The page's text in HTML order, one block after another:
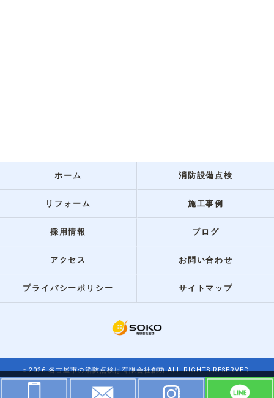
ホーム 消防設備点検
リフォーム 施工事例
採用情報 ブログ
アクセス お問い合わせ
プライバシーポリシー サイトマップ
c 2026 名古屋市の消防点検は有限会社創功 ALL RIGHTS RESERVED.